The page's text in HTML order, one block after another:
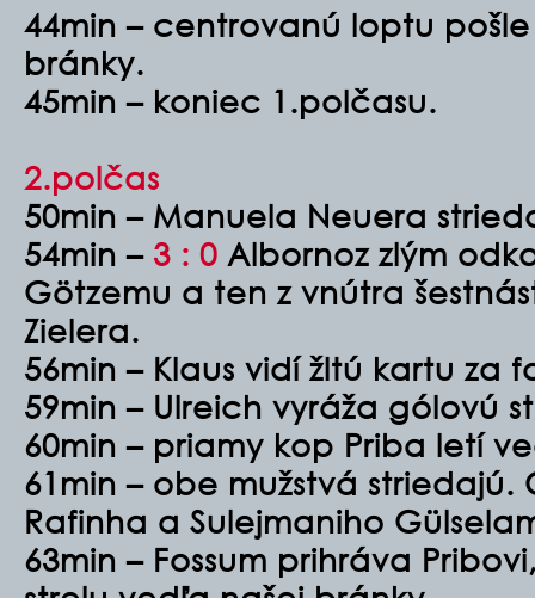
44min – centrovanú loptu
bránky.
45min – koniec 1.polčasu.
2.polčas
50min – Manuela Neuera
54min – 3 : 0 Albornoz zlým
Götzemu a ten z vnútra
Zielera.
56min – Klaus vidí žltú kartu za
59min – Ulreich vyráža gólovú
60min – priamy kop Priba letí
61min – obe mužstvá
Rafinha a Sulejmaniho
63min – Fossum prihráva